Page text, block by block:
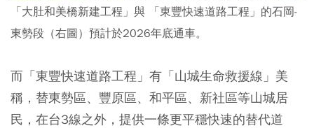
「大肚和美橋新建工程」與 「東豐快速道路工程」的石岡-
東勢段（右圖）預計於2026年底通車。
而「東豐快速道路工程」有「山城生命救援線」美
稱，替東勢區、豐原區、和平區、新社區等山城居
民，在台3線之外，提供一條更平穩快速的替代道